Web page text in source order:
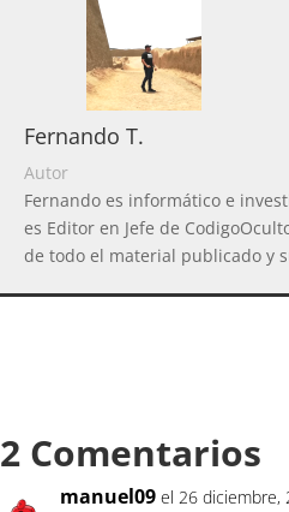
Fernando T.
Autor
Fernando es informático e
es Editor en Jefe de
de todo el material publicado y
2 Comentarios
manuel09 el 26 diciembre,